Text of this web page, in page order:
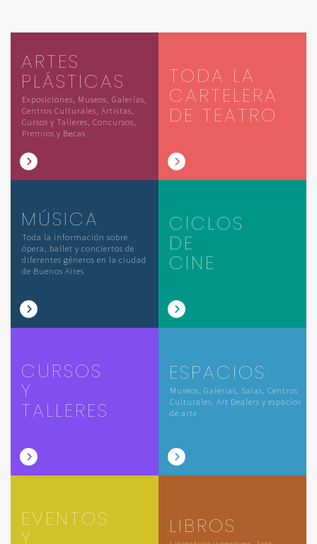
ARTES
PLÁSTICAS
Exposiciones, Museos, Galerías,
Centros Culturales, Artistas,
Cursos y Talleres, Concursos,
Premios y Becas
TODA LA
CARTELERA
DE TEATRO
MÚSICA
Toda la información sobre
ópera, ballet y conciertos de
diferentes géneros en la ciudad
de Buenos Aires
CICLOS
DE
CINE
CURSOS
Y
TALLERES
ESPACIOS
Museos, Galerías, Salas, Centros
Culturales, Art Dealers y espacios
de arte
EVENTOS
Y LIBROS